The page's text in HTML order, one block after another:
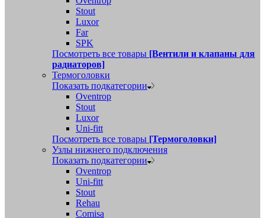
Stout
Luxor
Far
SPK
Посмотреть все товары [Вентили и клапаны для
радиаторов]
Термоголовки
Показать подкатегории
Oventrop
Stout
Luxor
Uni-fitt
Посмотреть все товары [Термоголовки]
Узлы нижнего подключения
Показать подкатегории
Oventrop
Uni-fitt
Stout
Rehau
Comisa